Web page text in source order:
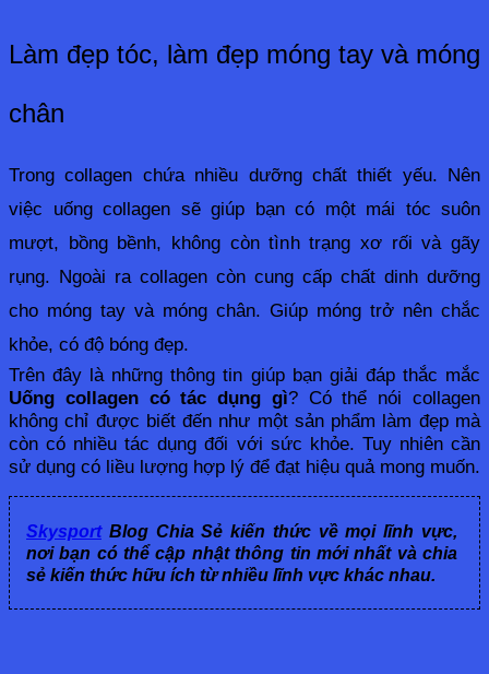
Làm đẹp tóc, làm đẹp móng tay và móng
chân
Trong collagen chứa nhiều dưỡng chất thiết yếu. Nên
việc uống collagen sẽ giúp bạn có một mái tóc suôn
mượt, bồng bềnh, không còn tình trạng xơ rối và gãy
rụng. Ngoài ra collagen còn cung cấp chất dinh dưỡng
cho móng tay và móng chân. Giúp móng trở nên chắc
khỏe, có độ bóng đẹp.
Uống collagen có tác dụng gì? Có thể nói collagen
không chỉ được biết đến như một sản phẩm làm đẹp mà
còn có nhiều tác dụng đối với sức khỏe. Tuy nhiên cần
sử dụng có liều lượng hợp lý để đạt hiệu quả mong muốn.
SkysportBlog Chia Sẻ kiến thức về mọi lĩnh vực,
nơi bạn có thể cập nhật thông tin mới nhất và chia
sẻ kiến thức hữu ích từ nhiều lĩnh vực khác nhau.